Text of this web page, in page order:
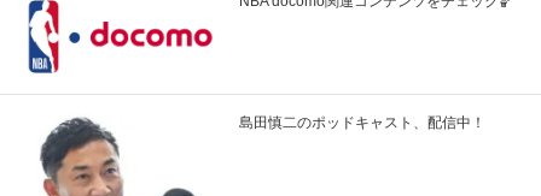
島田慎二のポッドキャスト、配信中！